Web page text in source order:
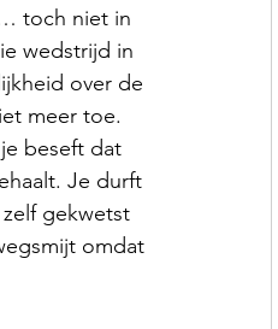
toch niet in
wedstrijd in
over de
meer toe.
beseft dat
Je durft
gekwetst
omdat